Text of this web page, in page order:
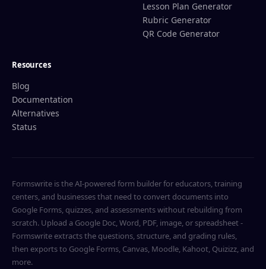
Lesson Plan Generator
Rubric Generator
QR Code Generator
Resources
Blog
Documentation
Alternatives
Status
Formswrite is the AI-powered form builder for educators, training
centers, and businesses that need to convert documents into
Google Forms, quizzes, and assessments without rebuilding from
scratch. Upload a Google Doc, Word, PDF, image, or spreadsheet -
Formswrite extracts the questions, structure, and grading rules,
then exports to Google Forms, Canvas, Moodle, Kahoot, Quizizz, and
more.